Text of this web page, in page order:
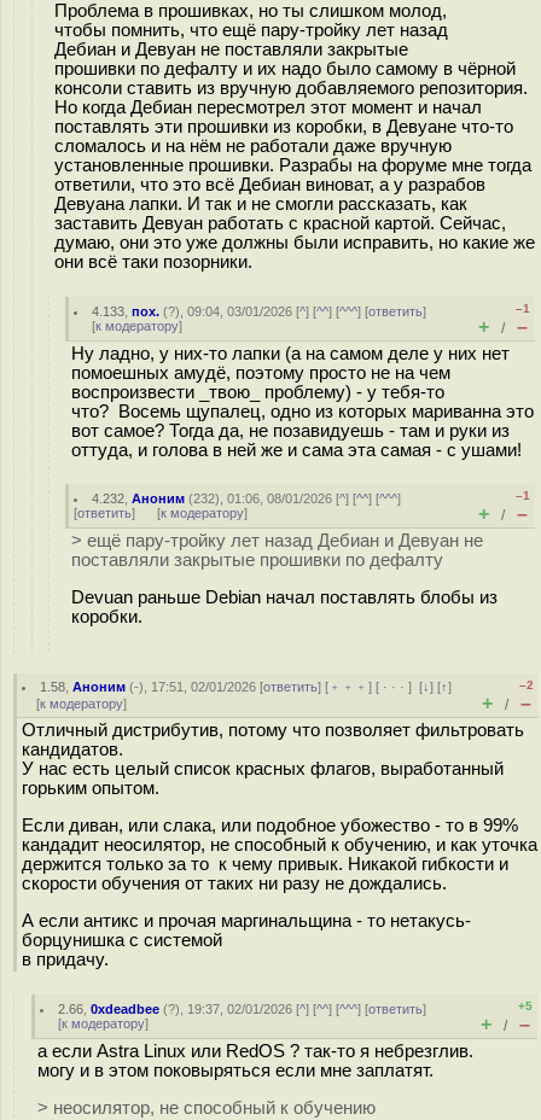
Проблема в прошивках, но ты слишком молод,
чтобы помнить, что ещё пару-тройку лет назад
Дебиан и Девуан не поставляли закрытые
прошивки по дефалту и их надо было самому в чёрной
консоли ставить из вручную добавляемого репозитория.
Но когда Дебиан пересмотрел этот момент и начал
поставлять эти прошивки из коробки, в Девуане что-то
сломалось и на нём не работали даже вручную
установленные прошивки. Разрабы на форуме мне тогда
ответили, что это всё Дебиан виноват, а у разрабов
Девуана лапки. И так и не смогли рассказать, как
заставить Девуан работать с красной картой. Сейчас,
думаю, они это уже должны были исправить, но какие же
они всё таки позорники.
4.133 ,пох. (?), 09:04, 03/01/2026 [^] [^^] [^^^] [ответить]
[к модератору]
–1
+ / –
Ну ладно, у них-то лапки (а на самом деле у них нет
помоешных амудё, поэтому просто не на чем
воспроизвести _твою_ проблему) - у тебя-то
что? Восемь щупалец, одно из которых мариванна это
вот самое? Тогда да, не позавидуешь - там и руки из
оттуда, и голова в ней же и сама эта самая - с ушами!
4.232 ,Аноним (232), 01:06, 08/01/2026 [^] [^^] [^^^]
[ответить] [к модератору]
–1
+ / –
> ещё пару-тройку лет назад Дебиан и Девуан не
поставляли закрытые прошивки по дефалту
Devuan раньше Debian начал поставлять блобы из
коробки.
1.58 ,Аноним (-), 17:51, 02/01/2026 [ответить] [ ﹢﹢﹢] [ · · ·][↓] [↑]
[к модератору]
–2
+ / –
Отличный дистрибутив, потому что позволяет фильтровать
кандидатов.
У нас есть целый список красных флагов, выработанный
горьким опытом.
Если диван, или слака, или подобное убожество - то в 99%
кандадит неосилятор, не способный к обучению, и как уточка
держится только за то к чему привык. Никакой гибкости и
скорости обучения от таких ни разу не дождались.
А если антикс и прочая маргинальщина - то нетакусь-
борцунишка с системой
в придачу.
2.66 ,0xdeadbee (?), 19:37, 02/01/2026 [^] [^^] [^^^] [ответить]
[к модератору]
+5
+ / –
а если Astra Linux или RedOS ? так-то я небрезглив.
могу и в этом поковыряться если мне заплатят.
> неосилятор, не способный к обучению